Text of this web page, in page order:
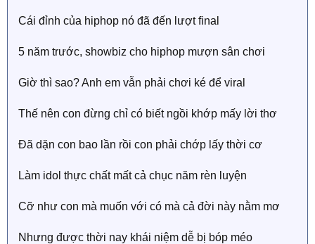
Cái đỉnh của hiphop nó đã đến lượt final
5 năm trước, showbiz cho hiphop mượn sân chơi
Giờ thì sao? Anh em vẫn phải chơi ké để viral
Thế nên con đừng chỉ có biết ngồi khớp mấy lời thơ
Đã dặn con bao lần rồi con phải chớp lấy thời cơ
Làm idol thực chất mất cả chục năm rèn luyện
Cỡ như con mà muốn với có mà cả đời này nằm mơ
Nhưng được thời nay khái niệm dễ bị bóp méo